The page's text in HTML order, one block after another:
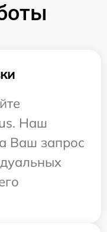
Наш
Ваш запрос